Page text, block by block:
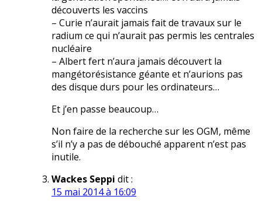
découverts les vaccins
– Curie n’aurait jamais fait de travaux sur le
radium ce qui n’aurait pas permis les centrales
nucléaire
– Albert fert n’aura jamais découvert la
mangétorésistance géante et n’aurions pas
des disque durs pour les ordinateurs…
Et j’en passe beaucoup…
Non faire de la recherche sur les OGM, même
s’il n’y a pas de débouché apparent n’est pas
inutile.
Wackes Seppi dit :
15 mai 2014 à 16:09